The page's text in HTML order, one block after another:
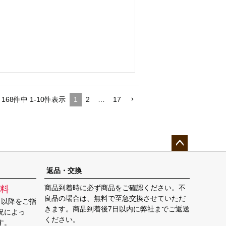
168件中 1-10件表示 1 2 17
ップ
へ
降をご指
によっ
返品・交換
商品到着時に必ず商品をご確認ください。不
良品の場合は、無料で至急交換させていただ
きます。商品到着後7日以内に弊社までご返送
ください。